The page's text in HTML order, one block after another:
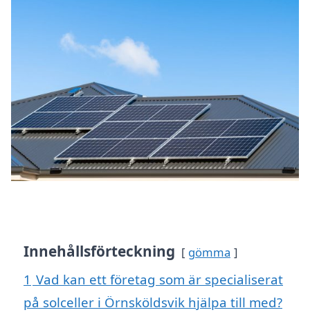
Innehållsförteckning gömma
1 Vad kan ett företag som är specialiserat
på solceller i Örnsköldsvik hjälpa till med?